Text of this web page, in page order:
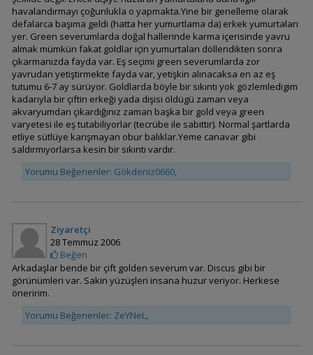
Laetacara dorsigera
(Kırmızı Göğüslü Acara)
Laetacara fulvipinnis
Laetacara thayeri
aureocephalus
havalandırmayı çoğunlukla o yapmakta.Yine bir genelleme olarak
defalarca başıma geldi (hatta her yumurtlama da) erkek yumurtaları
yer. Green severumlarda doğal hallerinde karma içerisinde yavru
almak mümkün fakat goldlar için yumurtaları döllendikten sonra
çıkarmanızda fayda var. Eş seçimi green severumlarda zor
yavrudan yetiştirmekte fayda var, yetişkin alınacaksa en az eş
tutumu 6-7 ay sürüyor. Goldlarda böyle bir sıkıntı yok gözlemledigim
kadarıyla bir çiftin erkeği yada dişisi öldügü zaman veya
akvaryumdan çıkardığınız zaman başka bir gold veya green
varyetesi ile eş tutabiliyorlar (tecrübe ile sabittir). Normal şartlarda
etliye sütlüye karışmayan obur balıklar.Yeme canavar gibi
saldırmıyorlarsa kesin bir sıkıntı vardır.
Yorumu Beğenenler: Gökdeniz0660,
Ziyaretçi
28 Temmuz 2006
Beğen
Arkadaşlar bende bir çift golden severum var. Discus gibi bir
görünümleri var. Sakin yüzüşleri insana huzur veriyor. Herkese
öneririm.
Yorumu Beğenenler: ZeYNeL,